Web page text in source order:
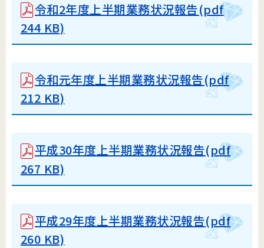
令和2年度上半期業務状況報告(pdf
244 KB)
令和元年度上半期業務状況報告(pdf
212 KB)
平成30年度上半期業務状況報告(pdf
267 KB)
平成29年度上半期業務状況報告(pdf
260 KB)